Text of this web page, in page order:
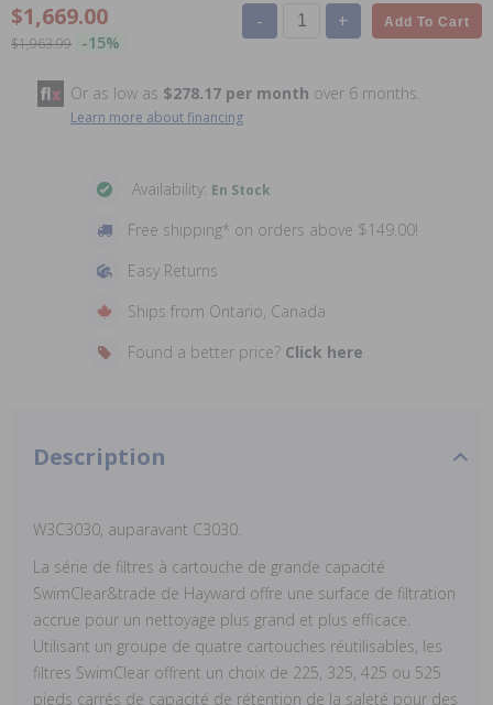
$1,669.00
$1,963.99 -15%
- + Add To Cart
Or as low as $278.17 per month over 6 months.
Learn more about financing
Availability: En Stock
Free shipping* on orders above $149.00!
Easy Returns
Ships from Ontario, Canada
Found a better price? Click here
Description
W3C3030, auparavant C3030.
La série de filtres à cartouche de grande capacité
SwimClear&trade de Hayward offre une surface de filtration
accrue pour un nettoyage plus grand et plus efficace.
Utilisant un groupe de quatre cartouches réutilisables, les
filtres SwimClear offrent un choix de 225, 325, 425 ou 525
pieds carrés de capacité de rétention de la saleté pour des